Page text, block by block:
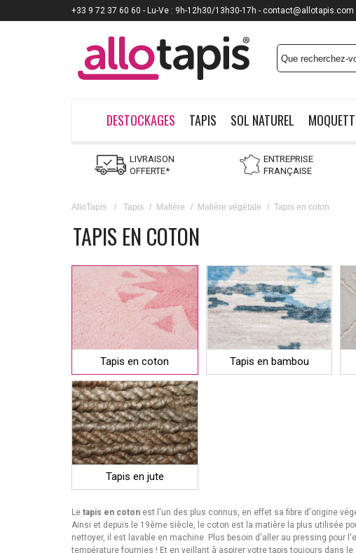
DESTOCKAGES TAPIS SOL NATUREL
LIVRAISON
OFFERTE*
ENTREPRISE
FRANÇAISE
AlloTapis / Tapis / Matière / Matière végétale / Tapis en coton
TAPIS EN COTON
Tapis en coton Tapis en bambou
Tapis en jute
Le tapis en coton est l'un des plus connus, en effet sa fibre d'origine
Ainsi et depuis le 19ème siècle, le coton est la matière la plus utilisée
nettoyer, il est lavable en machine. Plus besoin d'aller au pressing
température fournies ! Et en veillant à aspirer votre tapis toujours dans
+33 9 72 37 60 60 - Lu-Ve : 9h-12h30/13h30-17h - contact@allotapis.com
Payez jusqu'à12x